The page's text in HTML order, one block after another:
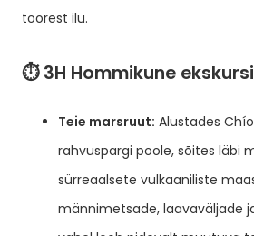
toorest ilu.
⏱️ 3H Hommikune
Teie marsruut: Alustades
rahvuspargi poole, sõites läbi
sürreaalsete vulkaaniliste
männimetsade, laavaväljade